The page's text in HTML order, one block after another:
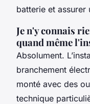
batterie et assurer
Je n'y connais
quand même
Absolument.
branchement
monté avec des
technique